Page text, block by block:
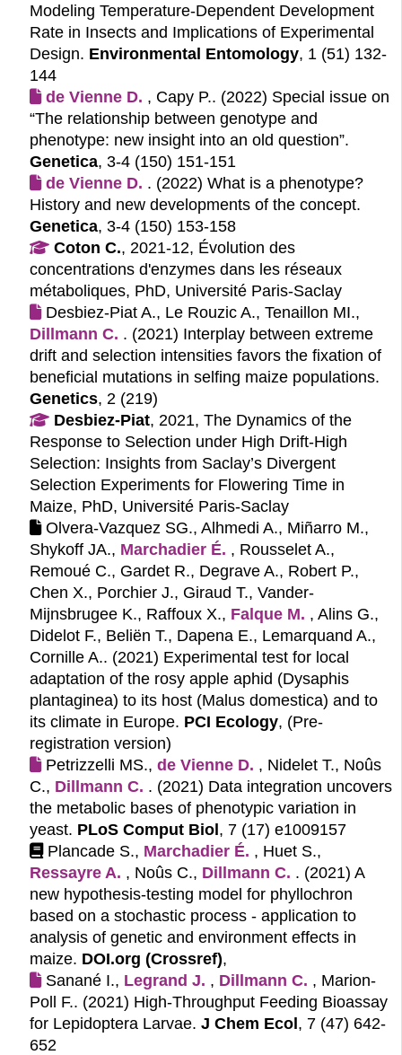
Modeling Temperature-Dependent Development
Rate in Insects and Implications of Experimental
Design. Environmental Entomology, 1 (51) 132-
144
de Vienne D. , Capy P.. (2022) Special issue on
“The relationship between genotype and
phenotype: new insight into an old question”.
Genetica, 3-4 (150) 151-151
de Vienne D. . (2022) What is a phenotype?
History and new developments of the concept.
Genetica, 3-4 (150) 153-158
Coton C., 2021-12, Évolution des
concentrations d'enzymes dans les réseaux
métaboliques, PhD, Université Paris-Saclay
Desbiez-Piat A., Le Rouzic A., Tenaillon MI.,
Dillmann C. . (2021) Interplay between extreme
drift and selection intensities favors the fixation of
beneficial mutations in selfing maize populations.
Genetics, 2 (219)
Desbiez-Piat, 2021, The Dynamics of the
Response to Selection under High Drift-High
Selection: Insights from Saclay’s Divergent
Selection Experiments for Flowering Time in
Maize, PhD, Université Paris-Saclay
Olvera-Vazquez SG., Alhmedi A., Miñarro M.,
Shykoff JA., Marchadier É. , Rousselet A.,
Remoué C., Gardet R., Degrave A., Robert P.,
Chen X., Porchier J., Giraud T., Vander-
Mijnsbrugee K., Raffoux X., Falque M. , Alins G.,
Didelot F., Beliën T., Dapena E., Lemarquand A.,
Cornille A.. (2021) Experimental test for local
adaptation of the rosy apple aphid (Dysaphis
plantaginea) to its host (Malus domestica) and to
its climate in Europe. PCI Ecology, (Pre-
registration version)
Petrizzelli MS., de Vienne D. , Nidelet T., Noûs
C., Dillmann C. . (2021) Data integration uncovers
the metabolic bases of phenotypic variation in
yeast. PLoS Comput Biol, 7 (17) e1009157
Plancade S., Marchadier É. , Huet S.,
Ressayre A. , Noûs C., Dillmann C. . (2021) A
new hypothesis-testing model for phyllochron
based on a stochastic process - application to
analysis of genetic and environment effects in
maize. DOI.org (Crossref),
Sanané I., Legrand J. , Dillmann C. , Marion-
Poll F.. (2021) High-Throughput Feeding Bioassay
for Lepidoptera Larvae. J Chem Ecol, 7 (47) 642-
652